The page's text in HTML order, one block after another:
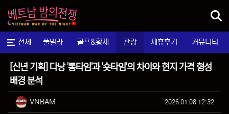
전체 메뉴
마사지 풀빌라 골프&황제 관광 제휴후기 커뮤니티
팁&정보
[신년 기획] 다낭 '롱타임'과 '숏타임'의 차이와 현지 가격 형성
배경 분석
작성자 정보
VNBAM 작성일
2026.01.08 12:32